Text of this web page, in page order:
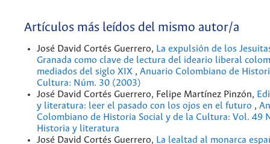
Artículos más leídos del mismo autor/a
José David Cortés Guerrero, La expulsión de los
Granada como clave de lectura del ideario liberal
mediados del siglo XIX , Anuario Colombiano de
Cultura: Núm. 30 (2003)
José David Cortés Guerrero, Felipe Martínez Pinzón,
y literatura: leer el pasado con los ojos en el futuro ,
Colombiano de Historia Social y de la Cultura: Vol. 49
Historia y literatura
José David Cortés Guerrero, La lealtad al monarca